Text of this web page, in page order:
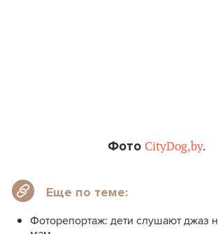
Фото CityDog,by.
Еще по теме:
Фоторепортаж: дети слушают джаз